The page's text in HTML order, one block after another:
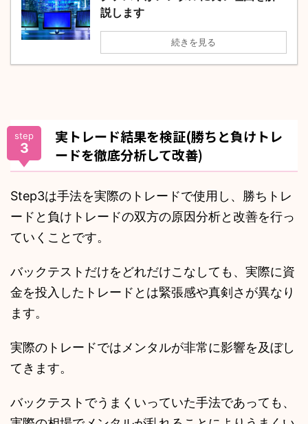
説します
続きを見る
step
3
実トレード結果を検証(勝ちと負けトレ
ードを徹底分析して改善)
Step3は手法を実際のトレードで使用し、勝ちトレ
ードと負けトレードの双方の原因分析と改善を行っ
ていくことです。
バックテストだけをどれだけこなしても、実際に資
金を投入したトレードとは緊張感や真剣さが異なり
ます。
実際のトレードではメンタルが非常に影響を及ぼし
てきます。
バックテストでうまくいっていた手法であっても、